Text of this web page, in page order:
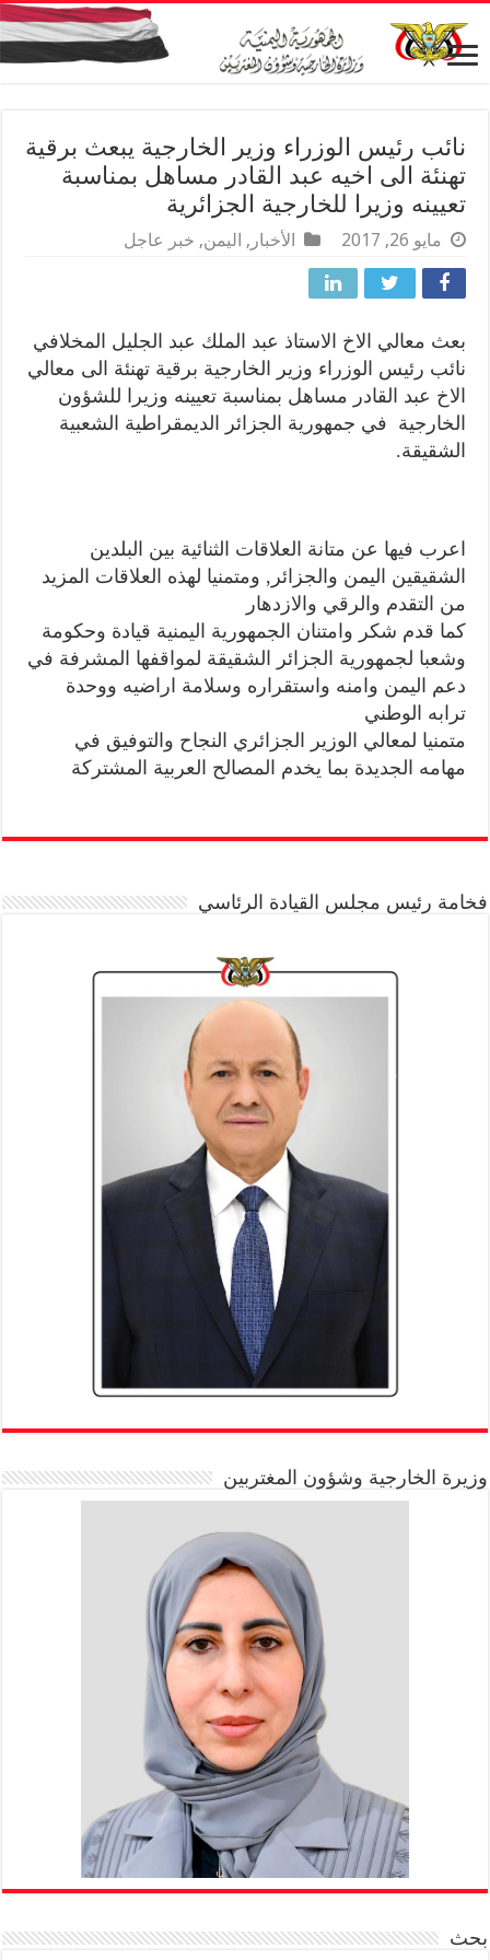
نائب رئيس الوزراء وزير الخارجية يبعث برقية
تهنئة الى اخيه عبد القادر مساهل بمناسبة
تعيينه وزيرا للخارجية الجزائرية
مايو 26, 2017 الأخبار , اليمن, خبر عاجل
بعث معالي الاخ الاستاذ عبد الملك عبد الجليل المخلافي
نائب رئيس الوزراء وزير الخارجية برقية تهنئة الى معالي
الاخ عبد القادر مساهل بمناسبة تعيينه وزيرا للشؤون
الخارجية في جمهورية الجزائر الديمقراطية الشعبية
الشقيقة.
اعرب فيها عن متانة العلاقات الثنائية بين البلدين
الشقيقين اليمن والجزائر, ومتمنيا لهذه العلاقات المزيد
من التقدم والرقي والازدهار
كما قدم شكر وامتنان الجمهورية اليمنية قيادة وحكومة
وشعبا لجمهورية الجزائر الشقيقة لمواقفها المشرفة في
دعم اليمن وامنه واستقراره وسلامة اراضيه ووحدة
ترابه الوطني
متمنيا لمعالي الوزير الجزائري النجاح والتوفيق في
مهامه الجديدة بما يخدم المصالح العربية المشتركة
فخامة رئيس مجلس القيادة الرئاسي
وزيرة الخارجية وشؤون المغتربين
بحث